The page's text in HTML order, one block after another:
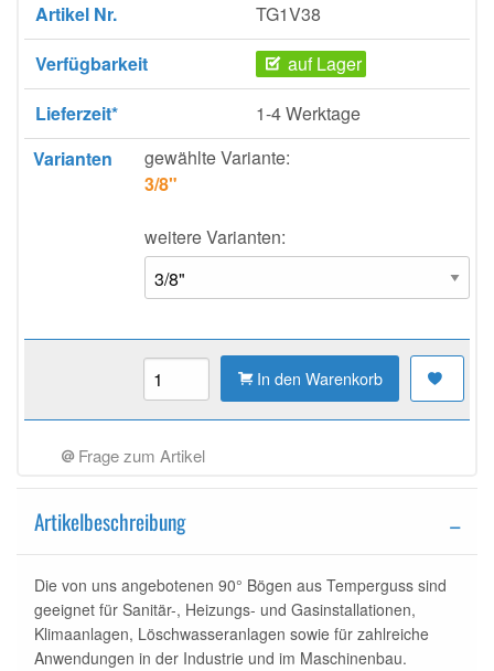
Artikel Nr.
TG1V38
Verfügbarkeit
auf Lager
Lieferzeit*
1-4 Werktage
Varianten
gewählte Variante:
3/8"
weitere Varianten:
In den Warenkorb
Frage zum Artikel
Artikelbeschreibung
Die von uns angebotenen 90° Bögen aus Temperguss sind
geeignet für Sanitär-, Heizungs- und Gasinstallationen,
Klimaanlagen, Löschwasseranlagen sowie für zahlreiche
Anwendungen in der Industrie und im Maschinenbau.